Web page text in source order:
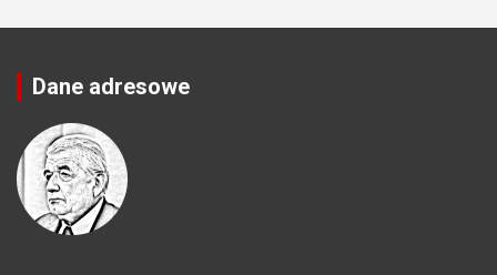
Dane adresowe